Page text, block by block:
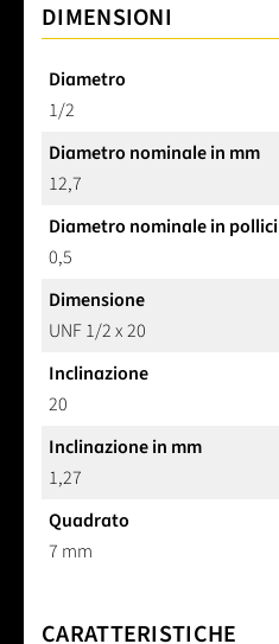
DIMENSIONI
Diametro
1/2
Diametro nominale in mm
12,7
Diametro nominale in pollici
0,5
Dimensione
UNF 1/2 x 20
Inclinazione
20
Inclinazione in mm
1,27
Quadrato
7 mm
CARATTERISTICHE